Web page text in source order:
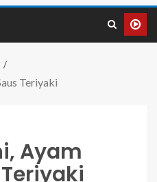
Teriyaki
Ayam